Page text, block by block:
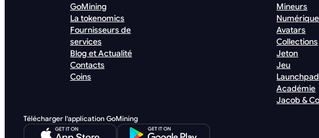
GoMining
La tokenomics
Fournisseurs de
services
Blog et Actualité
Contacts
Coins
Mineurs
Avatars
Collections
Jeton
Jeu
Launchpad
Académie
Jacob &
Télécharger l'application GoMining